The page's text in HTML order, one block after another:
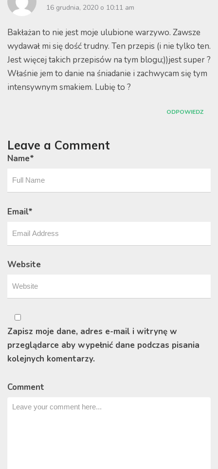
16 grudnia, 2020 o 10:11 am
Bakłażan to nie jest moje ulubione warzywo. Zawsze
wydawał mi się dość trudny. Ten przepis (i nie tylko ten.
Jest więcej takich przepisów na tym blogu;))jest super ?
Właśnie jem to danie na śniadanie i zachwycam się tym
intensywnym smakiem. Lubię to ?
ODPOWIEDZ
Leave a Comment
Name*
Email*
Website
Zapisz moje dane, adres e-mail i witrynę w
przeglądarce aby wypełnić dane podczas pisania
kolejnych komentarzy.
Comment